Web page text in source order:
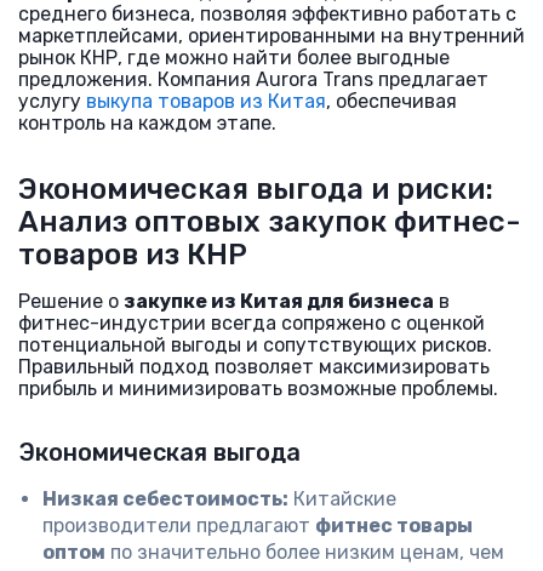
среднего бизнеса, позволяя эффективно работать с
маркетплейсами, ориентированными на внутренний
рынок КНР, где можно найти более выгодные
предложения. Компания Aurora Trans предлагает
услугу выкупа товаров из Китая, обеспечивая
контроль на каждом этапе.
Экономическая выгода и риски:
Анализ оптовых закупок фитнес-
товаров из КНР
Решение о закупке из Китая для бизнеса в
фитнес-индустрии всегда сопряжено с оценкой
потенциальной выгоды и сопутствующих рисков.
Правильный подход позволяет максимизировать
прибыль и минимизировать возможные проблемы.
Экономическая выгода
Низкая себестоимость: Китайские
производители предлагают фитнес товары
оптом по значительно более низким ценам, чем